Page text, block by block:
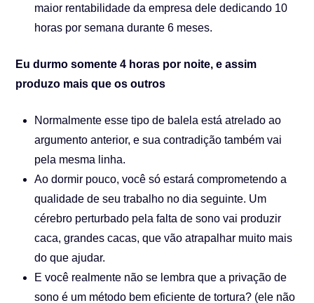
maior rentabilidade da empresa dele dedicando 10
horas por semana durante 6 meses.
Eu durmo somente 4 horas por noite, e assim
produzo mais que os outros
Normalmente esse tipo de balela está atrelado ao
argumento anterior, e sua contradição também vai
pela mesma linha.
Ao dormir pouco, você só estará comprometendo a
qualidade de seu trabalho no dia seguinte. Um
cérebro perturbado pela falta de sono vai produzir
caca, grandes cacas, que vão atrapalhar muito mais
do que ajudar.
E você realmente não se lembra que a privação de
sono é um método bem eficiente de tortura? (ele não